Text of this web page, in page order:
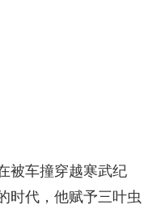
被车撞穿越寒武纪
时代，他赋予三叶虫